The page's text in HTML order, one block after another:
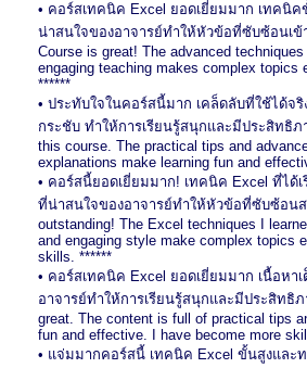
• คอร์สเทคนิค Excel ยอดเยี่ยมมาก เทคนิ
น่าสนใจของอาจารย์ทำให้หัวข้อที่ซับซ้อนเข้
Course is great! The advanced
engaging teaching makes complex
******
• ประทับใจในคอร์สนี้มาก เคล็ดลับที่ใช้ได้จ
กระชับ ทำให้การเรียนรู้สนุกและมีประสิทธิภ
this course. The practical tips and
explanations make learning fun and
• คอร์สนี้ยอดเยี่ยมมาก! เทคนิค Excel ที่ได้
ที่น่าสนใจของอาจารย์ทำให้หัวข้อที่ซับซ้อน
outstanding! The Excel techniques I
and engaging style make complex topics
skills. ******
• คอร์สเทคนิค Excel ยอดเยี่ยมมาก เนื้อหา
อาจารย์ทำให้การเรียนรู้สนุกและมีประสิท
great. The content is full of practical tips
fun and effective. I have become more
• แจ่มมากคอร์สนี้ เทคนิค Excel ขั้นสูงและ